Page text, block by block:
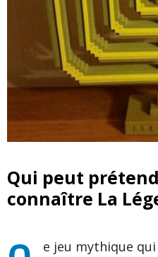
Qui peut
connaître La
e jeu mythique